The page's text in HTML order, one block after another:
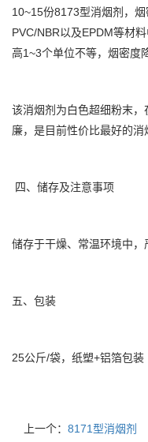
10~15份8173型消烟剂，烟
PVC/NBR以及EPDM等材
高1~3个单位不等，烟密度
该消烟剂为白色超细粉末
廉，是目前性价比最好的消
四、储存及注意事项
储存于干燥、常温环境中，
五、包装
25公斤/袋，纸塑+铝箔包装
上一个： 8171型消烟剂